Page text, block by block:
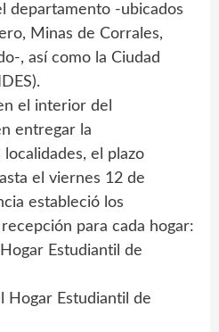
departamento -ubicados
Minas de Corrales,
, así como la Ciudad
el interior del
entregar la
el plazo
el viernes 12 de
estableció los
para cada hogar:
Estudiantil de
Hogar Estudiantil de